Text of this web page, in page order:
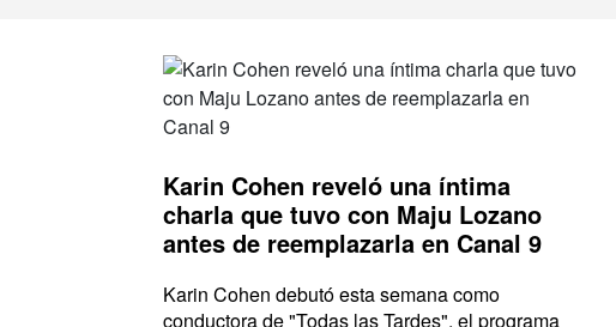
Karin Cohen reveló una íntima
charla que tuvo con Maju Lozano
antes de reemplazarla en Canal 9
Karin Cohen debutó esta semana como
conductora de "Todas las Tardes", el programa